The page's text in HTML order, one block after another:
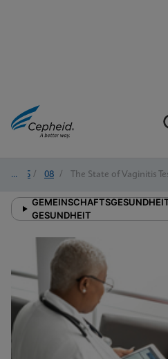
2025 / 08 / The State of Vaginitis
GESUNDHEIT